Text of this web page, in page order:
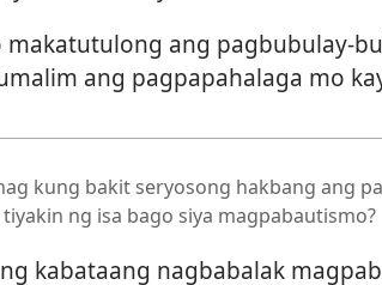
makatutulong ang pagbubulay-
ang pagpapahalaga mo
kung bakit seryosong hakbang ang
ng isa bago siya magpabautismo?
kabataang nagbabalak